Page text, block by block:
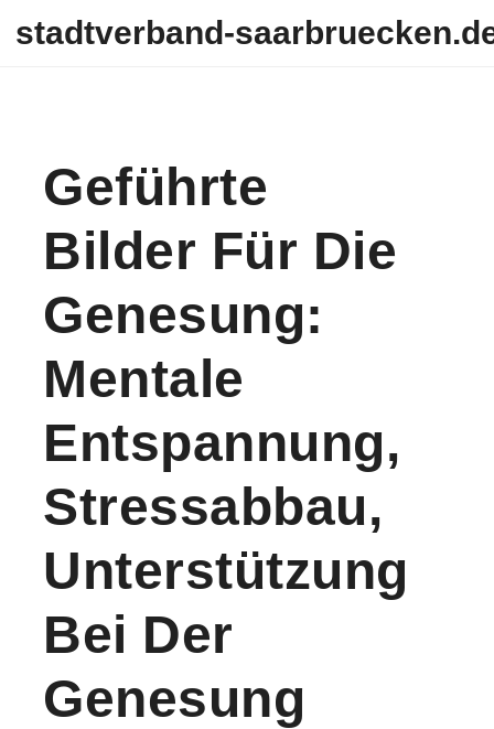
stadtverband-
Geführte
Bilder Für Die
Genesung:
Mentale
Entspannung,
Stressabbau,
Unterstützung
Bei Der
Genesung